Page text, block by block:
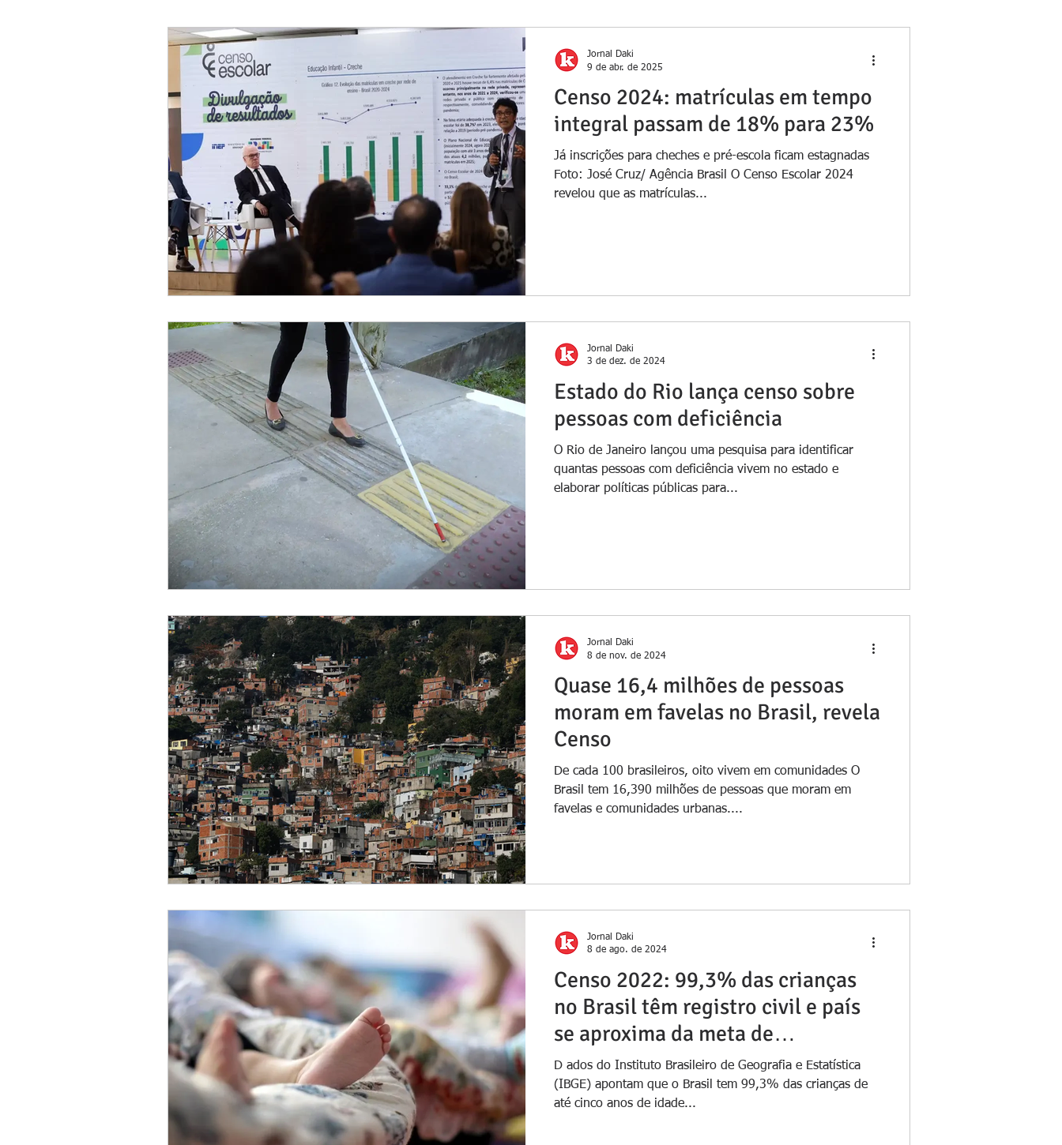
Censo 2024: matrículas em tempo
integral passam de 18% para 23%
Já inscrições para cheches e pré-escola ficam estagnadas
Foto: José Cruz/ Agência Brasil O Censo Escolar 2024
revelou que as matrículas...
Jornal Daki
9 de abr. de 2025
Estado do Rio lança censo sobre
pessoas com deficiência
O Rio de Janeiro lançou uma pesquisa para identificar
quantas pessoas com deficiência vivem no estado e
elaborar políticas públicas para...
Jornal Daki
3 de dez. de 2024
Quase 16,4 milhões de pessoas
moram em favelas no Brasil, revela
Censo
De cada 100 brasileiros, oito vivem em comunidades O
Brasil tem 16,390 milhões de pessoas que moram em
favelas e comunidades urbanas....
Jornal Daki
8 de nov. de 2024
Censo 2022: 99,3% das crianças
no Brasil têm registro civil e país
se aproxima da meta de
universalização da ONU
D ados do Instituto Brasileiro de Geografia e Estatística
(IBGE) apontam que o Brasil tem 99,3% das crianças de
até cinco anos de idade...
Jornal Daki
8 de ago. de 2024